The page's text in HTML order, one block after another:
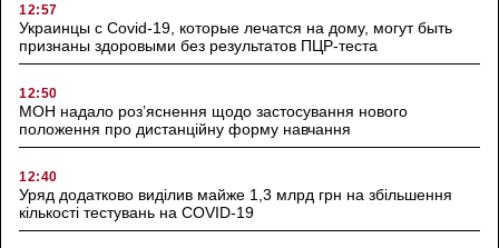
12:57
Украинцы с Covid-19, которые лечатся на дому, могут быть
признаны здоровыми без результатов ПЦР-теста
12:50
МОН надало роз’яснення щодо застосування нового
положення про дистанційну форму навчання
12:40
Уряд додатково виділив майже 1,3 млрд грн на збільшення
кількості тестувань на COVID-19